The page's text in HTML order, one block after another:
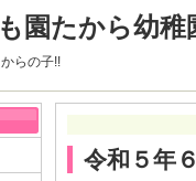
園たから幼稚
らの子!!
令和５年